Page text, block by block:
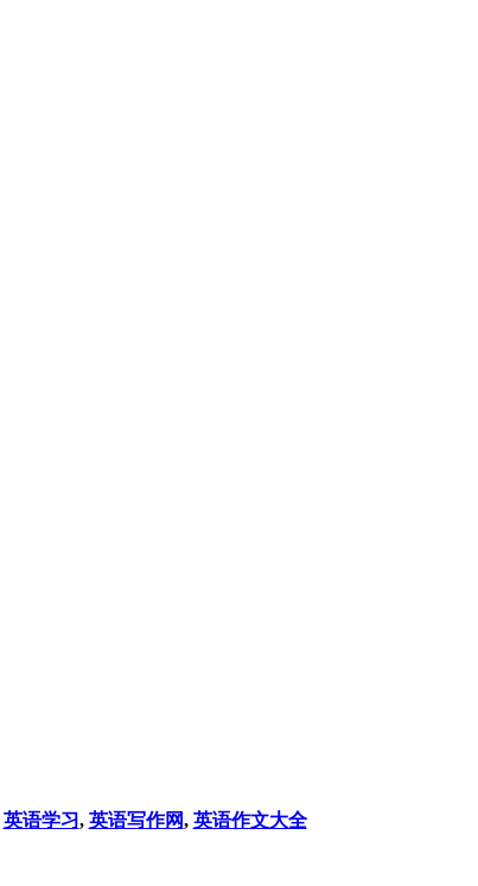
英语学习, 英语写作网, 英语作文大全